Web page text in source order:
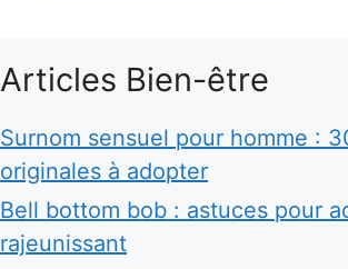
Articles Bien-être
Surnom sensuel pour homme :
originales à adopter
Bell bottom bob : astuces pour
rajeunissant